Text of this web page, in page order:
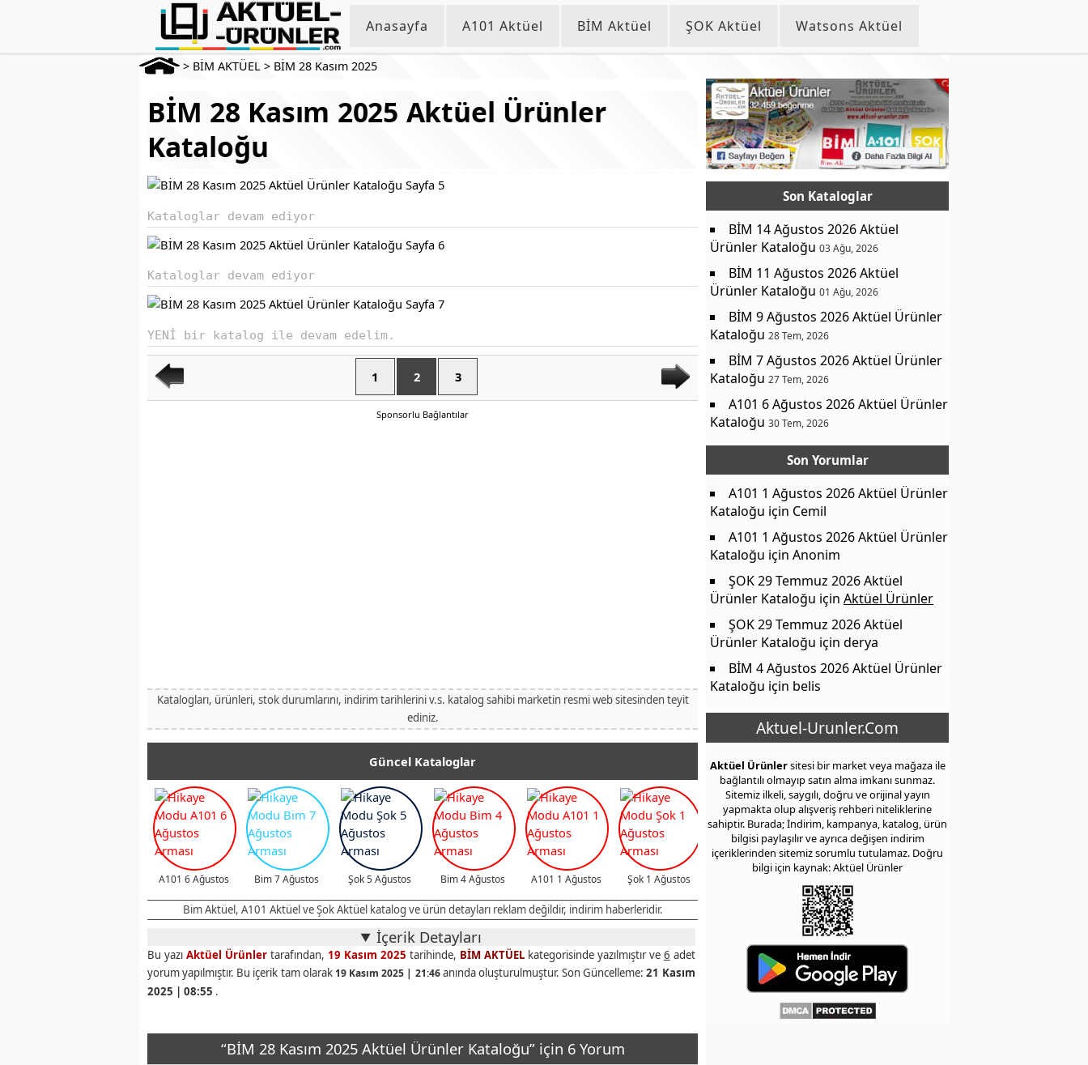
Anasayfa A101 Aktüel BİM Aktüel ŞOK Aktüel Watsons Aktüel
> BİM AKTÜEL > BİM 28 Kasım 2025
BİM 28 Kasım 2025 Aktüel Ürünler
Kataloğu
Kataloglar devam ediyor
Kataloglar devam ediyor
YENİ bir katalog ile devam edelim.
1 2 3
Sponsorlu Bağlantılar
Katalogları, ürünleri, stok durumlarını, indirim tarihlerini v.s. katalog sahibi marketin resmi web sitesinden teyit
ediniz.
Güncel Kataloglar
A101 6 Ağustos Bim 7 Ağustos Şok 5 Ağustos Bim 4 Ağustos A101 1 Ağustos Şok 1 Ağustos
Bim Aktüel, A101 Aktüel ve Şok Aktüel katalog ve ürün detayları reklam değildir, indirim haberleridir.
İçerik Detayları
Bu yazı Aktüel Ürünlertarafından, 19 Kasım 2025 tarihinde, BİM AKTÜELkategorisinde yazılmıştır ve 6 adet
yorum yapılmıştır. Bu içerik tam olarak 19 Kasım 2025 | 21:46anında oluşturulmuştur. Son Güncelleme:21 Kasım
2025 | 08:55 .
“BİM 28 Kasım 2025 Aktüel Ürünler Kataloğu” için 6 Yorum
Son Kataloglar
BİM 14 Ağustos 2026 Aktüel
Ürünler Kataloğu 03 Ağu, 2026
BİM 11 Ağustos 2026 Aktüel
Ürünler Kataloğu 01 Ağu, 2026
BİM 9 Ağustos 2026 Aktüel Ürünler
Kataloğu 28 Tem, 2026
BİM 7 Ağustos 2026 Aktüel Ürünler
Kataloğu 27 Tem, 2026
A101 6 Ağustos 2026 Aktüel Ürünler
Kataloğu 30 Tem, 2026
Son Yorumlar
A101 1 Ağustos 2026 Aktüel Ürünler
Kataloğu için Cemil
A101 1 Ağustos 2026 Aktüel Ürünler
Kataloğu için Anonim
ŞOK 29 Temmuz 2026 Aktüel
Ürünler Kataloğu için Aktüel Ürünler
ŞOK 29 Temmuz 2026 Aktüel
Ürünler Kataloğu için derya
BİM 4 Ağustos 2026 Aktüel Ürünler
Kataloğu için belis
Aktuel-Urunler.Com
Aktüel Ürünlersitesi bir market veya mağaza ile
bağlantılı olmayıp satın alma imkanı sunmaz.
Sitemiz ilkeli, saygılı, doğru ve orijinal yayın
yapmakta olup alışveriş rehberi niteliklerine
sahiptir. Burada; İndirim, kampanya, katalog, ürün
bilgisi paylaşılır ve ayrıca değişen indirim
içeriklerinden sitemiz sorumlu tutulamaz. Doğru
bilgi için kaynak: Aktüel Ürünler